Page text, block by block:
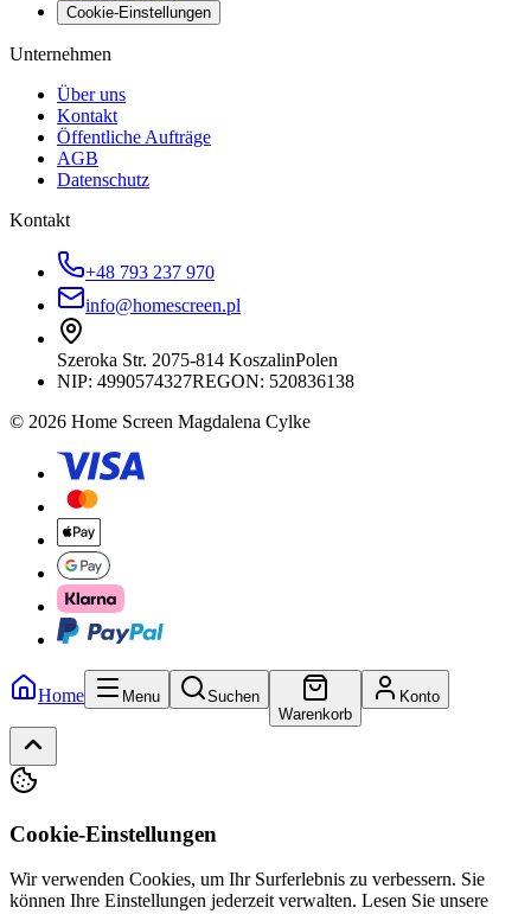
Cookie-Einstellungen
Unternehmen
Über uns
Kontakt
Öffentliche Aufträge
AGB
Datenschutz
Kontakt
+48 793 237 970
info@homescreen.pl
Szeroka Str. 2075-814 KoszalinPolen
NIP: 4990574327REGON: 520836138
© 2026 Home Screen Magdalena Cylke
Home Menu
Suchen
Warenkorb
Konto
Cookie-Einstellungen
Wir verwenden Cookies, um Ihr Surferlebnis zu verbessern. Sie
können Ihre Einstellungen jederzeit verwalten. Lesen Sie unsere